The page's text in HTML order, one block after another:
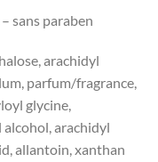
sans paraben
arachidyl
parfum/fragrance,
glycine,
arachidyl
allantoin, xanthan